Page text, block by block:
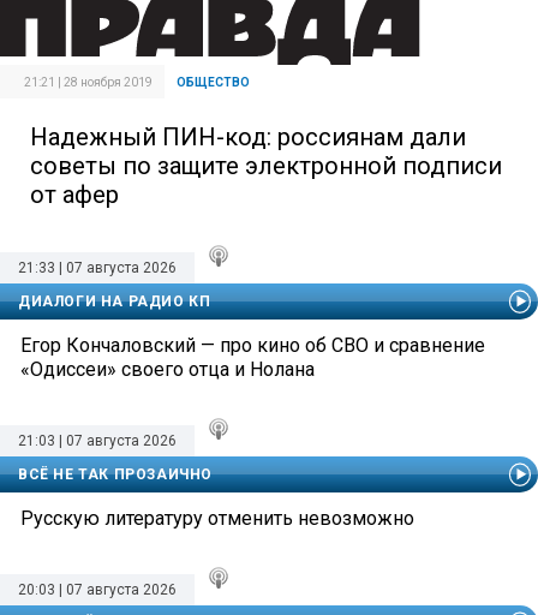
21:21 | 28 ноября 2019 ОБЩЕСТВО
Надежный ПИН-код: россиянам дали
советы по защите электронной подписи
от афер
21:33 | 07 августа 2026
ДИАЛОГИ НА РАДИО КП
Егор Кончаловский — про кино об СВО и сравнение
«Одиссеи» своего отца и Нолана
21:03 | 07 августа 2026
ВСЁ НЕ ТАК ПРОЗАИЧНО
Русскую литературу отменить невозможно
20:03 | 07 августа 2026